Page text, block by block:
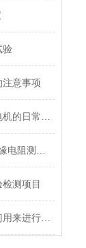
验
意事项
测项目